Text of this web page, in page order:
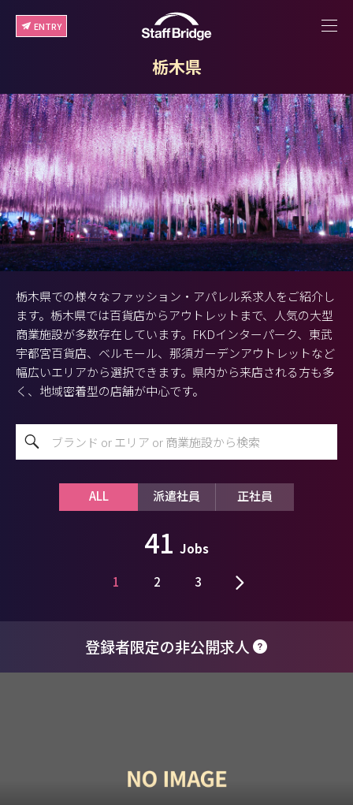
ENTRY
栃木県
栃木県での様々なファッション・アパレル系求人をご紹介し
ます。栃木県では百貨店からアウトレットまで、人気の大型
商業施設が多数存在しています。FKDインターパーク、東武
宇都宮百貨店、ベルモール、那須ガーデンアウトレットなど
幅広いエリアから選択できます。県内から来店される方も多
く、地域密着型の店舗が中心です。
ALL 派遣社員 正社員
41 Jobs
1 2 3
登録者限定の非公開求人